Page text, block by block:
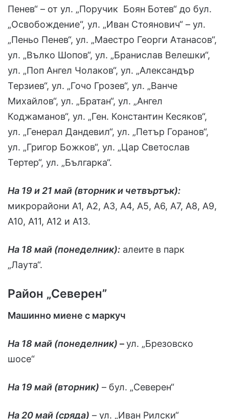
Пенев“ – от ул. „Поручик Боян Ботев“ до бул.
„Освобождение“, ул. „Иван Стоянович“ – ул.
„Пеньо Пенев“, ул. „Маестро Георги Атанасов“,
ул. „Вълко Шопов“, ул. „Бранислав Велешки“,
ул. „Поп Ангел Чолаков“, ул. „Александър
Терзиев“, ул. „Гочо Грозев“, ул. „Ванче
Михайлов“, ул. „Братан“, ул. „Ангел
Коджаманов“, ул. „Ген. Константин Кесяков“,
ул. „Генерал Дандевил“, ул. „Петър Горанов“,
ул. „Григор Божков“, ул. „Цар Светослав
Тертер“, ул. „Българка“.
На 19 и 21 май (вторник и четвъртък):
микрорайони А1, А2, А3, А4, А5, А6, А7, А8, А9,
А10, А11, А12 и А13.
На 18 май (понеделник): алеите в парк
„Лаута“.
Район „Северен”
Машинно миене с маркуч
На 18 май (понеделник) –ул. „Брезовско
шосе“
На 19 май (вторник) – бул. „Северен“
На 20 май (сряда) – ул. „Иван Рилски“